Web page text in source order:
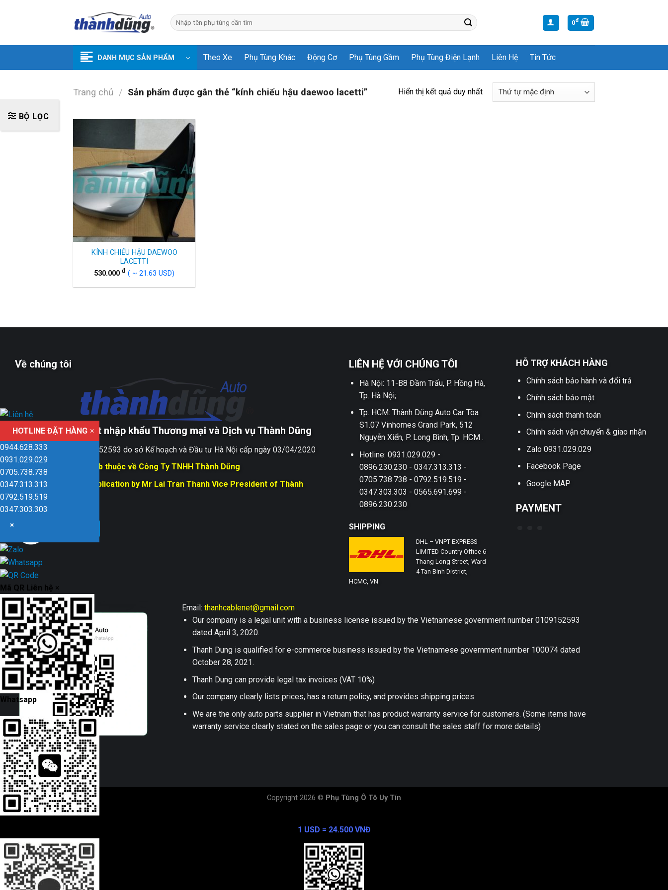
Tìm
kiếm:
0đ
DANH MỤC SẢN PHẨM Theo Xe Phụ Tùng Khác Động Cơ Phụ Tùng Gầm Phụ Tùng Điện Lạnh Liên Hệ Tin Tức
Trang chủ / Sản phẩm được gắn thẻ “kính chiếu hậu daewoo lacetti”
BỘ LỌC
Hiển thị kết quả duy nhất
KÍNH CHIẾU HẬU DAEWOO
LACETTI
530.000 đ ( ~ 21.63 USD)
Về chúng tôi
Công ty TNHH xuất nhập khẩu Thương mại và Dịch vụ Thành Dũng
Giấy ĐKKD số 0109152593 do sở Kế hoạch và Đầu tư Hà Nội cấp ngày 03/04/2020
Bản quyền trang web thuộc về Công Ty TNHH Thành Dũng
Responsible for Publication by Mr Lai Tran Thanh Vice President of Thành
Dũng company
LIÊN HỆ VỚI CHÚNG TÔI
Hà Nội: 11-B8 Đầm Trấu, P. Hồng Hà,
Tp. Hà Nội;
Tp. HCM: Thành Dũng Auto Car Tòa
S1.07 Vinhomes Grand Park, 512
Nguyễn Xiển, P. Long Bình, Tp. HCM .
Hotline: 0931.029.029 -
0896.230.230 - 0347.313.313 -
0705.738.738 - 0792.519.519 -
0347.303.303 - 0565.691.699 -
0896.230.230
SHIPPING
DHL – VNPT EXPRESS
LIMITED Country Office 6
Thang Long Street, Ward
4 Tan Binh District,
HCMC, VN
HỖ TRỢ KHÁCH HÀNG
Chính sách bảo hành và đổi trả
Chính sách bảo mật
Chính sách thanh toán
Chính sách vận chuyển & giao nhận
Zalo 0931.029.029
Facebook Page
Google MAP
PAYMENT
Email: thanhcablenet@gmail.com
Our company is a legal unit with a business license issued by the Vietnamese government number 0109152593
dated April 3, 2020.
Thanh Dung is qualified for e-commerce business issued by the Vietnamese government number 100074 dated
October 28, 2021.
Thanh Dung can provide legal tax invoices (VAT 10%)
Our company clearly lists prices, has a return policy, and provides shipping prices
We are the only auto parts supplier in Vietnam that has product warranty service for customers. (Some items have
warranty service clearly stated on the sales page or you can consult the sales staff for more details)
Copyright 2026 © Phụ Tùng Ô Tô Uy Tín
HOTLINE ĐẶT HÀNG ×
0944.628.333
0931.029.029
0705.738.738
0347.313.313
0792.519.519
0347.303.303
×
Mã QR Liên hệ ×
Whatsapp
1 USD = 24.500 VNĐ